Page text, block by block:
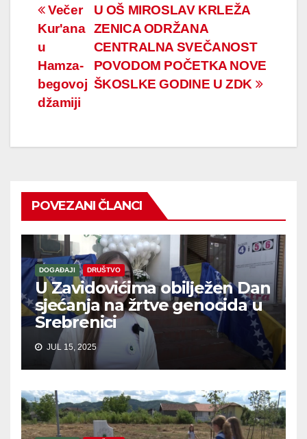
Navigacija
članaka
U OŠ MIROSLAV KRLEŽA
ZENICA ODRŽANA
CENTRALNA SVEČANOST
POVODOM POČETKA NOVE
ŠKOSLKE GODINE U ZDK
Večer
Kur'ana
u
Hamza-
begovoj
džamiji
POVEZANI ČLANCI
DOGAĐAJI DRUŠTVO
U Zavidovićima obilježen Dan
sjećanja na žrtve genocida u
Srebrenici
JUL 15, 2025